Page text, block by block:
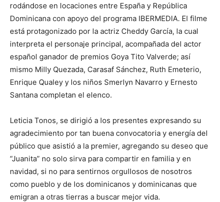
rodándose en locaciones entre España y República
Dominicana con apoyo del programa IBERMEDIA. El filme
está protagonizado por la actriz Cheddy García, la cual
interpreta el personaje principal, acompañada del actor
español ganador de premios Goya Tito Valverde; así
mismo Milly Quezada, Carasaf Sánchez, Ruth Emeterio,
Enrique Qualey y los niños Smerlyn Navarro y Ernesto
Santana completan el elenco.
Leticia Tonos, se dirigió a los presentes expresando su
agradecimiento por tan buena convocatoria y energía del
público que asistió a la premier, agregando su deseo que
“Juanita” no solo sirva para compartir en familia y en
navidad, si no para sentirnos orgullosos de nosotros
como pueblo y de los dominicanos y dominicanas que
emigran a otras tierras a buscar mejor vida.